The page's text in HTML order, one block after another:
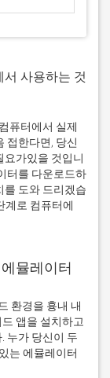
서 사용하는 것
퓨터에서 실제
접한다면, 당신
요가있을 것입니
터를 다운로드하
를 도와 드리겠습
계로 컴퓨터에
뮬레이터
환경을 흉내 내
앱을 설치하고
누가 당신이 두
는 에뮬레이터